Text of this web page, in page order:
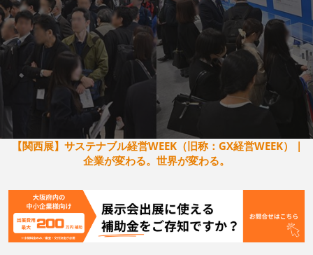
【関西展】サステナブル経営WEEK（旧称：GX経営WEEK） |
企業が変わる。世界が変わる。